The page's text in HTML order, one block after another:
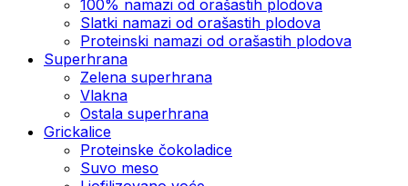
100% namazi od orašastih plodova
Slatki namazi od orašastih plodova
Proteinski namazi od orašastih plodova
Superhrana
Zelena superhrana
Vlakna
Ostala superhrana
Grickalice
Proteinske čokoladice
Suvo meso